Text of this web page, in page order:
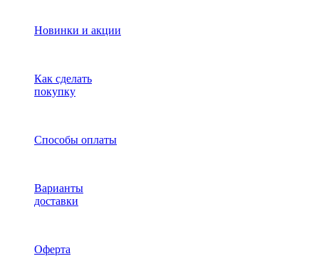
Новинки и акции
Как сделать
покупку
Способы оплаты
Варианты
доставки
Оферта